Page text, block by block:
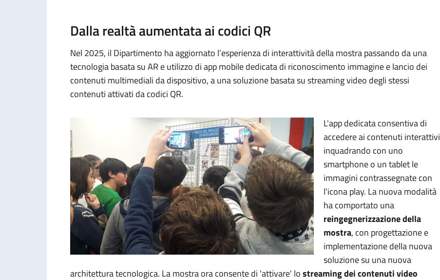
Dalla realtà aumentata ai codici QR
Nel 2025, il Dipartimento ha aggiornato l’esperienza di interattività della mostra passando da una
tecnologia basata su AR e utilizzo di app mobile dedicata di riconoscimento immagine e lancio dei
contenuti multimediali da dispositivo, a una soluzione basata su streaming video degli stessi
contenuti attivati da codici QR.
L'app dedicata consentiva di
accedere ai contenuti interattivi
inquadrando con uno
smartphone o un tablet le
immagini contrassegnate con
l'icona play. La nuova modalità
ha comportato una
reingegnerizzazione della
mostra, con progettazione e
implementazione della nuova
soluzione su una nuova
architettura tecnologica. La mostra ora consente di 'attivare' lostreaming dei contenuti video